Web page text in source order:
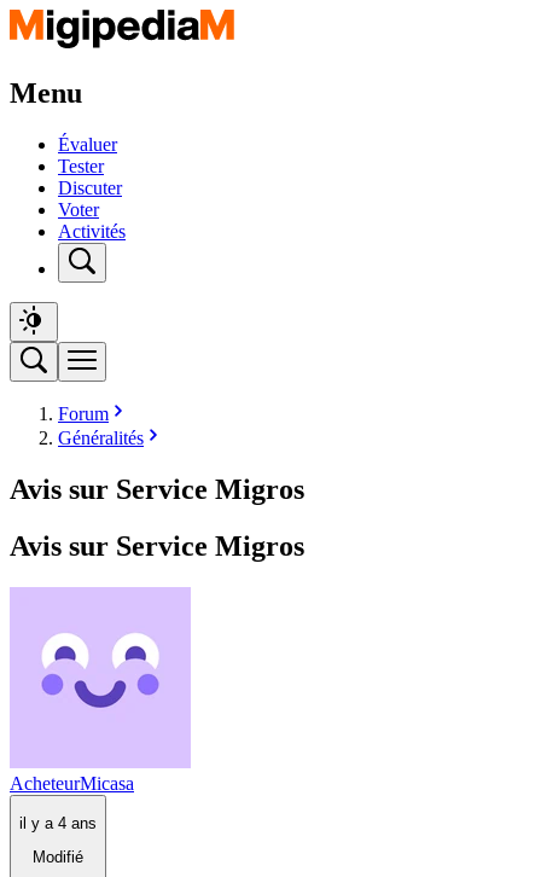
Menu
Évaluer
Tester
Discuter
Voter
Activités
Forum
Généralités
Avis sur Service Migros
Avis sur Service Migros
AcheteurMicasa
il y a 4 ans
Modifié